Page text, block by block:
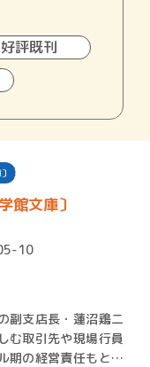
好評既刊
館文庫〕
10
副支店長・蓮沼鶏二
む取引先や現場行員
期の経営責任もとら